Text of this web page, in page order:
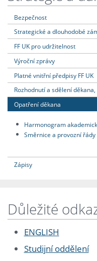
Bezpečnost
Strategické a dlouhodobé
FF UK pro udržitelnost
Výroční zprávy
Platné vnitřní předpisy FF UK
Rozhodnutí a sdělení
Opatření děkana
Harmonogram
Směrnice a provozní řády
Zápisy
Důležité
ENGLISH
Studijní oddělení